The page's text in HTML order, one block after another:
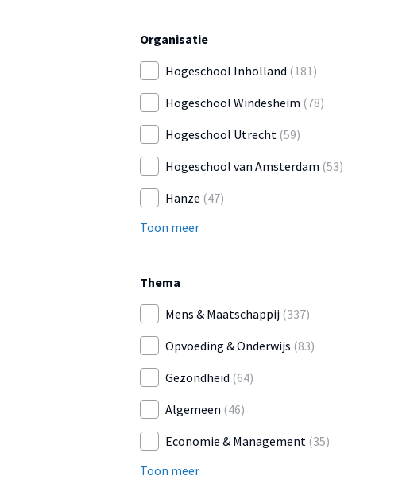
Organisatie
Hogeschool Inholland (181)
Hogeschool Windesheim (78)
Hogeschool Utrecht (59)
Hogeschool van Amsterdam (53)
Hanze (47)
Toon meer
Thema
Mens & Maatschappij (337)
Opvoeding & Onderwijs (83)
Gezondheid (64)
Algemeen (46)
Economie & Management (35)
Toon meer